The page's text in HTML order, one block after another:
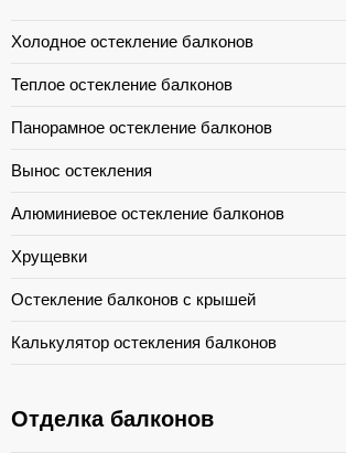
Холодное остекление балконов
Теплое остекление балконов
Панорамное остекление балконов
Вынос остекления
Алюминиевое остекление балконов
Хрущевки
Остекление балконов с крышей
Калькулятор остекления балконов
Отделка балконов